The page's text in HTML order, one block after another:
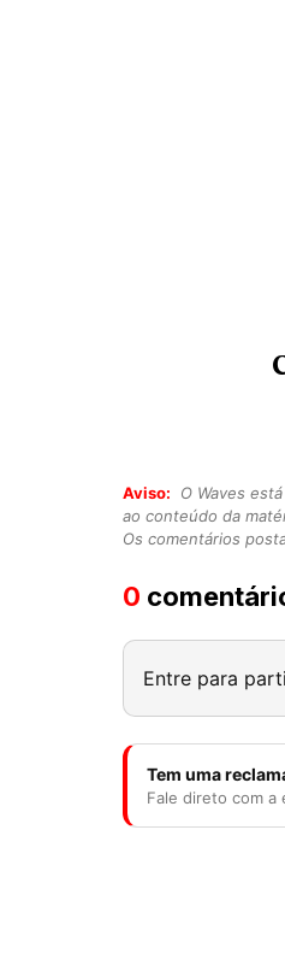
Aviso:
O Waves
ao conteúdo da
Os comentários
0
Entre para
Tem uma
Fale direto com